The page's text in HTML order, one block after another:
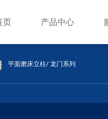
页 产品中心
平面磨床立柱/ 龙门系列